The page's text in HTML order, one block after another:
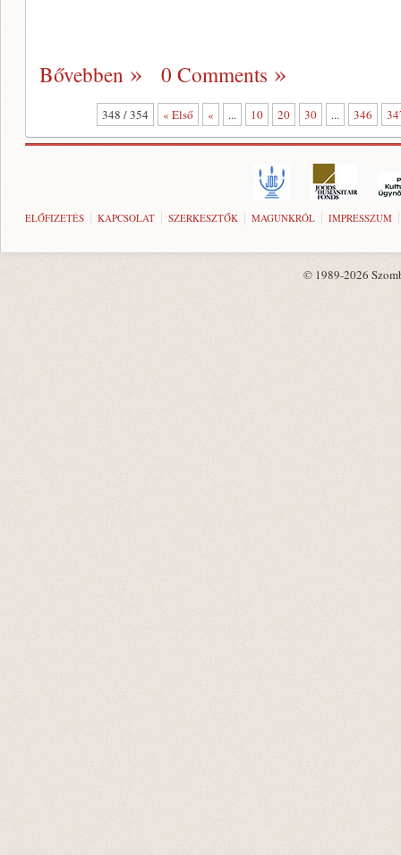
Bővebben 0 Comments
348 / 354 « Első « ... 10 20 30 ... 346
ELŐFIZETÉS KAPCSOLAT SZERKESZTŐK MAGUNKRÓL IMPRESSZUM
© 1989-2026